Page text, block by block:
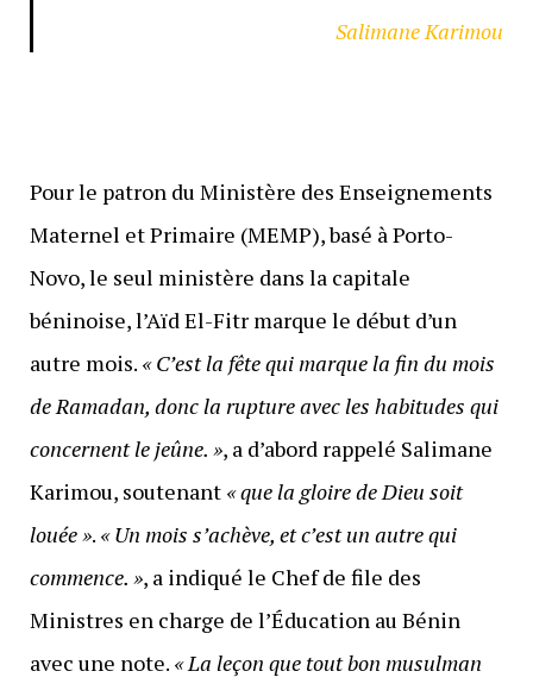
Salimane Karimou
Pour le patron du Ministère des Enseignements
Maternel et Primaire (MEMP), basé à Porto-
Novo, le seul ministère dans la capitale
béninoise, l’Aïd El-Fitr marque le début d’un
autre mois. « C’est la fête qui marque la fin du mois
de Ramadan, donc la rupture avec les habitudes qui
concernent le jeûne. », a d’abord rappelé Salimane
Karimou, soutenant « que la gloire de Dieu soit
louée ». « Un mois s’achève, et c’est un autre qui
commence. », a indiqué le Chef de file des
Ministres en charge de l’Éducation au Bénin
avec une note. « La leçon que tout bon musulman